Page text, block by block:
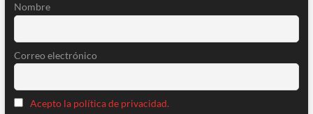
Nombre
Correo electrónico
Acepto la política de privacidad.